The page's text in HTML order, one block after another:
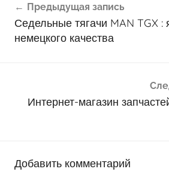
по
записям
Предыдущая запись
Седельные тягачи MAN TGX :
немецкого качества
Интернет-магазин
Добавить комментарий